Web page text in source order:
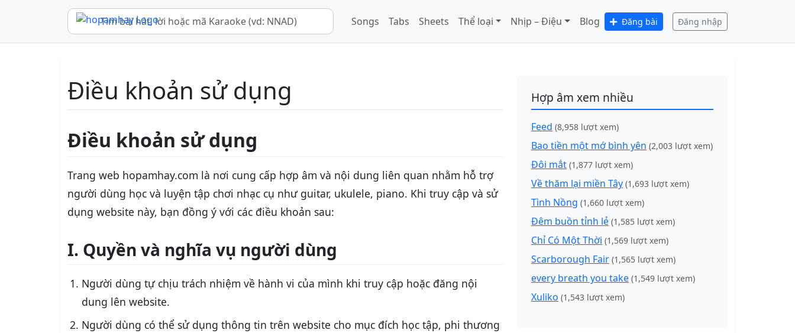
Songs Tabs Sheets Thể loại Nhịp – Điệu Blog Đăng bài Đăng nhập
Điều khoản sử dụng
Điều khoản sử dụng
Trang web hopamhay.com là nơi cung cấp hợp âm và nội dung liên quan nhằm hỗ trợ
người dùng học và luyện tập chơi nhạc cụ như guitar, ukulele, piano. Khi truy cập và sử
dụng website này, bạn đồng ý với các điều khoản sau:
I. Quyền và nghĩa vụ người dùng
Người dùng tự chịu trách nhiệm về hành vi của mình khi truy cập hoặc đăng nội
dung lên website.
Người dùng có thể sử dụng thông tin trên website cho mục đích học tập, phi thương
Hợp âm xem nhiều
Feed (8,958 lượt xem)
Bao tiền một mớ bình yên (2,003 lượt xem)
Đôi mắt (1,877 lượt xem)
Về thăm lại miền Tây (1,693 lượt xem)
Tình Nồng (1,660 lượt xem)
Đêm buồn tỉnh lẻ (1,585 lượt xem)
Chỉ Có Một Thời (1,569 lượt xem)
Scarborough Fair (1,565 lượt xem)
every breath you take (1,549 lượt xem)
Xuliko (1,543 lượt xem)